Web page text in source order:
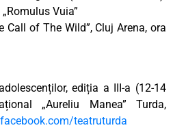
Vuia”
Call of The Wild”, Cluj Arena, ora
ediția a III-a (12-14
„Aureliu Manea” Turda,
teatruturda